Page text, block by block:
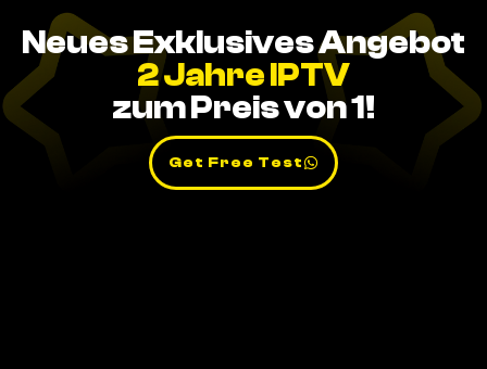
Neues Exklusives Angebot
2 Jahre IPTV
zum Preis von 1!
Get Free Test